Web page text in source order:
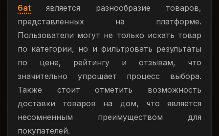
6at является разнообразие товаров,
представленных на платформе.
Пользователи могут не только искать товар
по категории, но и фильтровать результаты
по цене, рейтингу и отзывам, что
значительно упрощает процесс выбора.
Также стоит отметить возможность
доставки товаров на дом, что является
несомненным преимуществом для
покупателей.